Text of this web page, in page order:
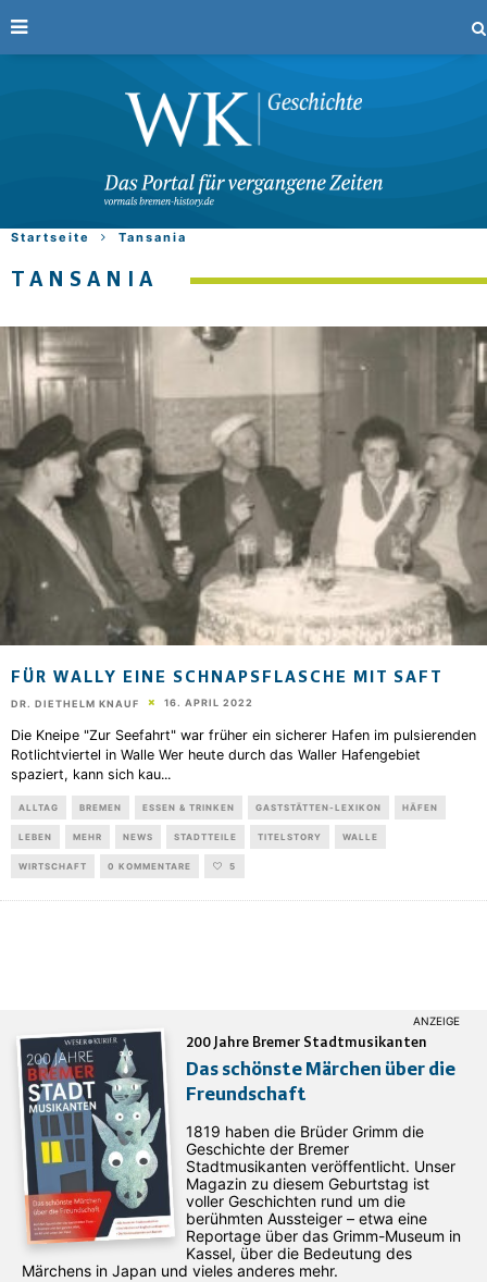
Startseite Tansania
TANSANIA
FÜR WALLY EINE SCHNAPSFLASCHE MIT SAFT
DR. DIETHELM KNAUF 16. APRIL 2022
Die Kneipe "Zur Seefahrt" war früher ein sicherer Hafen im pulsierenden
Rotlichtviertel in Walle Wer heute durch das Waller Hafengebiet
spaziert, kann sich kau...
ALLTAG BREMEN ESSEN & TRINKEN GASTSTÄTTEN-LEXIKON HÄFEN
LEBEN MEHR NEWS STADTTEILE TITELSTORY WALLE
WIRTSCHAFT 0 KOMMENTARE 5
200 Jahre Bremer Stadtmusikanten
Das schönste Märchen über die
Freundschaft
1819 haben die Brüder Grimm die
Geschichte der Bremer
Stadtmusikanten veröffentlicht. Unser
Magazin zu diesem Geburtstag ist
voller Geschichten rund um die
berühmten Aussteiger – etwa eine
Reportage über das Grimm-Museum in
Kassel, über die Bedeutung des
Märchens in Japan und vieles anderes mehr.